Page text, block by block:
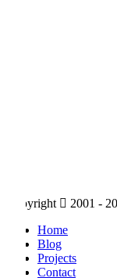
2001 - 2026
Home
Blog
Projects
Contact